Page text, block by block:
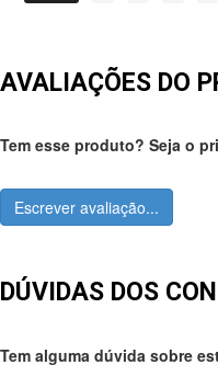
AVALIAÇÕES DO
Tem esse produto? Seja o
Escrever avaliação...
DÚVIDAS DOS
Tem alguma dúvida sobre